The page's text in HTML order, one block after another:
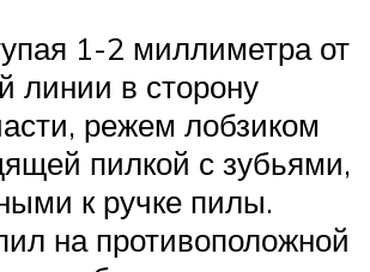
1-2 миллиметра от
линии в сторону
режем лобзиком
пилкой с зубьями,
к ручке пилы.
на противоположной